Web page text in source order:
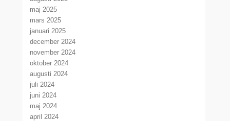
maj 2025
mars 2025
januari 2025
december 2024
november 2024
oktober 2024
augusti 2024
juli 2024
juni 2024
maj 2024
april 2024